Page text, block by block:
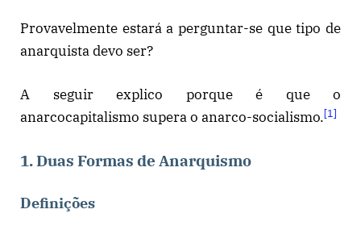
Provavelmente estará a perguntar-se que tipo de
anarquista devo ser?
A seguir explico porque é que o
anarcocapitalismo supera o anarco-socialismo.[1]
1. Duas Formas de Anarquismo
Definições